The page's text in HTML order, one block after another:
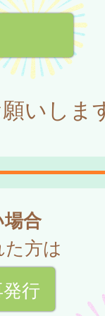
いしま
合
方は
行